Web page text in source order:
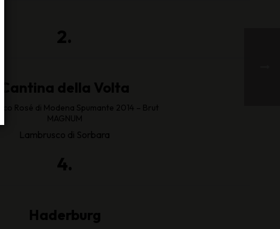
2.
Cantina della Volta
Rosé di Modena Spumante 2014 – Brut
MAGNUM
Lambrusco di Sorbara
4.
Haderburg